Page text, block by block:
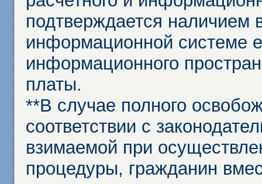
подтверждается наличием
информационной системе
информационного
платы.
**В случае полного
соответствии с
взимаемой при
процедуры, гражданин